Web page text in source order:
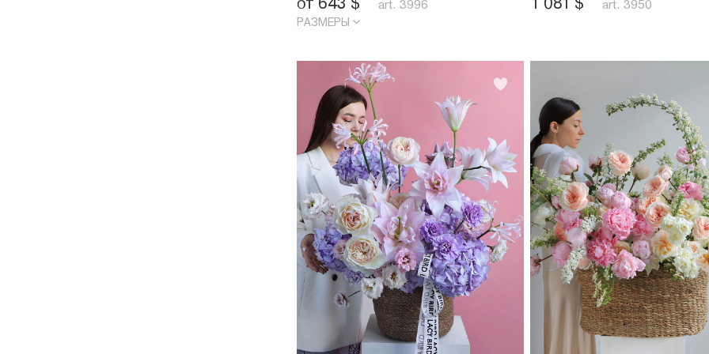
от 643 $ art. 3996
РАЗМЕРЫ
1 081 $ art. 3950